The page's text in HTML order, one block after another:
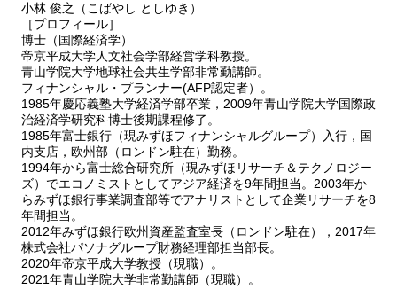
小林 俊之（こばやし としゆき）
［プロフィール］
博士（国際経済学）
帝京平成大学人文社会学部経営学科教授。
青山学院大学地球社会共生学部非常勤講師。
フィナンシャル・プランナー(AFP認定者）。
1985年慶応義塾大学経済学部卒業，2009年青山学院大学国際政
治経済学研究科博士後期課程修了。
1985年富士銀行（現みずほフィナンシャルグループ）入行，国
内支店，欧州部（ロンドン駐在）勤務。
1994年から富士総合研究所（現みずほリサーチ＆テクノロジー
ズ）でエコノミストとしてアジア経済を9年間担当。2003年か
らみずほ銀行事業調査部等でアナリストとして企業リサーチを8
年間担当。
2012年みずほ銀行欧州資産監査室長（ロンドン駐在），2017年
株式会社パソナグループ財務経理部担当部長。
2020年帝京平成大学教授（現職）。
2021年青山学院大学非常勤講師（現職）。